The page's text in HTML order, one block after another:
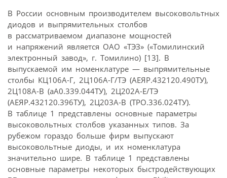
В России основным производителем высоковольтных
диодов и выпрямительных столбов
в рассматриваемом диапазоне мощностей
и напряжений является ОАО «ТЭЗ» («Томилинский
электронный завод», г. Томилино) [13]. В
выпускаемой им номенклатуре — выпрямительные
столбы КЦ106А-Г, 2Ц106А-Г/ТЭ (АЕЯР.432120.490ТУ),
2Ц108А-В (аА0.339.044ТУ), 2Ц202А-Е/ТЭ
(АЕЯР.432120.396ТУ), 2Ц203А-В (ТРО.336.024ТУ).
В таблице 1 представлены основные параметры
высоковольтных столбов указанных типов. За
рубежом гораздо больше фирм выпускают
высоковольтные диоды, и их номенклатура
значительно шире. В таблице 1 представлены
основные параметры некоторых быстродействующих